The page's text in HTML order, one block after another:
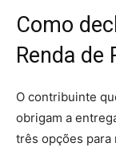
Como
Renda de
O contribuinte
obrigam a
três opções para